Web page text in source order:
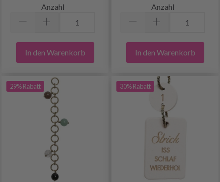
Anzahl
In den Warenkorb
Anzahl
In den Warenkorb
29% Rabatt 30% Rabatt